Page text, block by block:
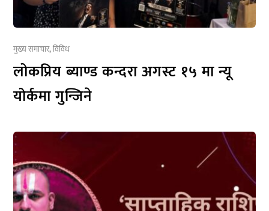
मुख्य समाचार,विविध
लोकप्रिय ब्याण्ड कन्दरा अगस्ट १५ मा न्यू
योर्कमा गुन्जिने